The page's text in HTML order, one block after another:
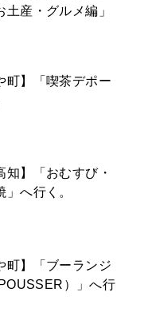
産・グルメ編」
町】「喫茶デポー
知】「おむすび・
へ行く。
町】「ブーランジ
）」へ行